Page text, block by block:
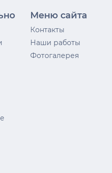
Меню сайта
Контакты
Наши работы
Фотогалерея